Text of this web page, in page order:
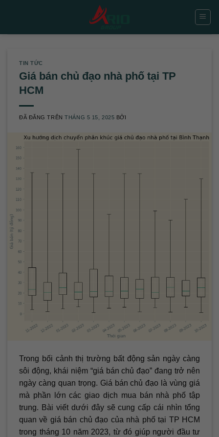
TIN TỨC
Giá bán chủ đạo nhà phố tại TP
HCM
ĐÃ ĐĂNG TRÊNTHÁNG 5 15, 2025 BỞI
Trong bối cảnh thị trường bất động sản ngày càng
sôi động, khái niệm “giá bán chủ đạo” đang trở nên
ngày càng quan trọng. Giá bán chủ đạo là vùng giá
mà phần lớn các giao dịch mua bán nhà phố tập
trung. Bài viết dưới đây sẽ cung cấp cái nhìn tổng
quan về giá bán chủ đạo của nhà phố tại TP HCM
trong tháng 10 năm 2023, từ đó giúp người đầu tư